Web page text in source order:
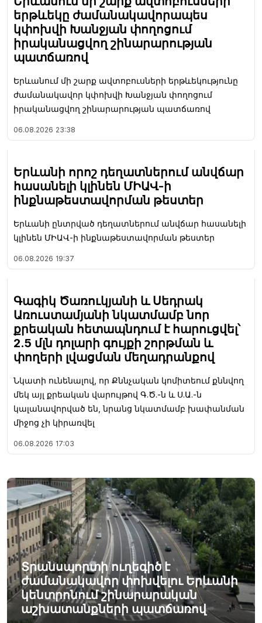
երթևեկը ժամանակավորապես
կփոխվի Խանջյան փողոցում
իրականացվող շինարարության
պատճառով
Երևանում մի շարք ավտոբուսների երթևեկությունը
ժամանակավոր կփոխվի Խանջյան փողոցում
իրականացվող շինարարության պատճառով
06.08.2026 23:38
Երևանի որոշ դեղատներում անվճար
հասանելի կլինեն ՄԻԱՎ-ի
ինքնաթեստավորման թեստեր
Երևանի ընտրված դեղատներում անվճար հասանելի
կլինեն ՄԻԱՎ-ի ինքնաթեստավորման թեստեր
06.08.2026 19:37
Գագիկ Ծառուկյանի և Սեդրակ
Առուստամյանի նկատմամբ նոր
քրեական հետապնդում է հարուցվել՝
2.5 մլն դոլարի գույքի շորթման և
փողերի լվացման մեղադրանքով
Նկատի ունենալով, որ Քննչական կոմիտեում քննվող
մեկ այլ քրեական վարույթով Գ.Ծ.-ն և Ս.Ա.-ն
կալանավորված են, նրանց նկատմամբ խափանման
միջոց չի կիրառվել
06.08.2026 17:03
Տրանսպորտի ուղեգիծ է
ժամանակավոր փոխվելու Երևանի
կենտրոնում շինարարական
աշխատանքների պատճառով